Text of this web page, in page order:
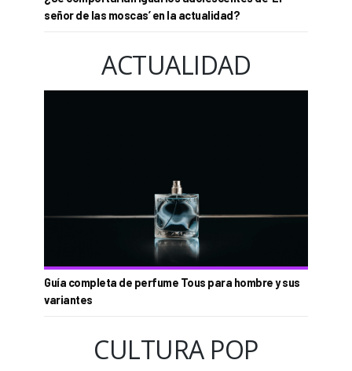
señor de las moscas’ en la actualidad?
ACTUALIDAD
Guía completa de perfume Tous para hombre y sus
variantes
CULTURA POP